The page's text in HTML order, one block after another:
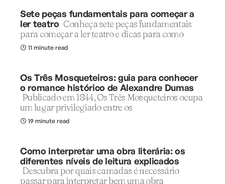
Sete peças fundamentais para começar a
ler teatro Conheça sete peças fundamentais
para começar a ler teatro e dicas para como
11 minute read
Os Três Mosqueteiros: guia para conhecer
o romance histórico de Alexandre Dumas
Publicado em 1844, Os Três Mosqueteiros ocupa
um lugar privilegiado entre os
19 minute read
Como interpretar uma obra literária: os
diferentes níveis de leitura explicados
Descubra por quais camadas é necessário
passar para interpretar bem uma obra